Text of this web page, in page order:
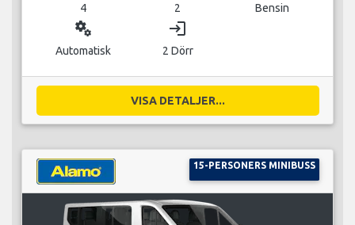
4 2 Bensin
miscellaneous_services
Automatisk
login
2 Dörr
VISA DETALJER...
15-PERSONERS MINIBUSS